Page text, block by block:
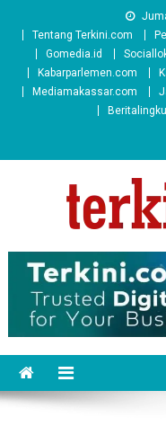
Tentang Terkini.com
Gomedia.id
Kabarparlemen.com
Mediamakassar.com